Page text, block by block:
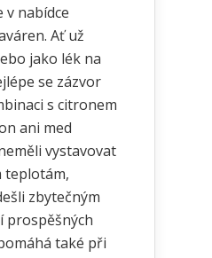
v nabídce
Ať už
jako lék na
se zázvor
s citronem
ani med
vystavovat
teplotám,
zbytečným
prospěšných
také při